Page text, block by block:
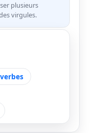
plusieurs
virgules.